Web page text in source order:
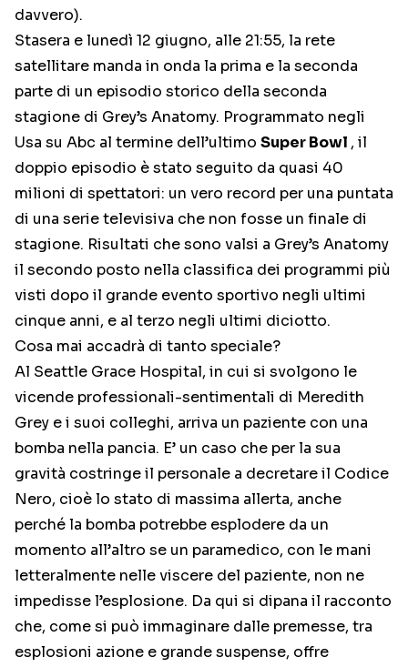
davvero).
Stasera e lunedì 12 giugno, alle 21:55, la rete
satellitare manda in onda la prima e la seconda
parte di un episodio storico della seconda
stagione di Grey’s Anatomy. Programmato negli
Usa su Abc al termine dell’ultimo Super Bowl , il
doppio episodio è stato seguito da quasi 40
milioni di spettatori: un vero record per una puntata
di una serie televisiva che non fosse un finale di
stagione. Risultati che sono valsi a Grey’s Anatomy
il secondo posto nella classifica dei programmi più
visti dopo il grande evento sportivo negli ultimi
cinque anni, e al terzo negli ultimi diciotto.
Cosa mai accadrà di tanto speciale?
Al Seattle Grace Hospital, in cui si svolgono le
vicende professionali-sentimentali di Meredith
Grey e i suoi colleghi, arriva un paziente con una
bomba nella pancia. E’ un caso che per la sua
gravità costringe il personale a decretare il Codice
Nero, cioè lo stato di massima allerta, anche
perché la bomba potrebbe esplodere da un
momento all’altro se un paramedico, con le mani
letteralmente nelle viscere del paziente, non ne
impedisse l’esplosione. Da qui si dipana il racconto
che, come si può immaginare dalle premesse, tra
esplosioni azione e grande suspense, offre